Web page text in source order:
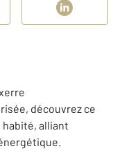
découvrez ce
habité, alliant